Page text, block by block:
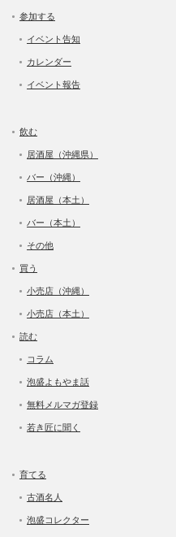
参加する
イベント告知
カレンダー
イベント報告
飲む
居酒屋（沖縄県）
バー（沖縄）
居酒屋（本土）
バー（本土）
その他
買う
小売店（沖縄）
小売店（本土）
読む
コラム
泡盛よもやま話
無料メルマガ登録
若き匠に聞く
育てる
古酒名人
泡盛コレクター